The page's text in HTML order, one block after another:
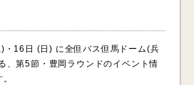
16日 (日) に全但バス但馬ドーム(兵
、第5節・豊岡ラウンドのイベント情